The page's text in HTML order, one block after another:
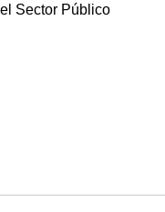
Sector Público